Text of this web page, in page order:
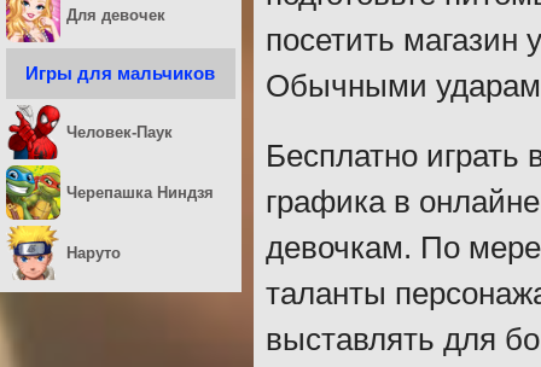
посетить магазин
Обычными
Бесплатно играть
графика в
девочкам. По
таланты
выставлять для
Для девочек
Игры для мальчиков
Человек-Паук
Черепашка Ниндзя
Наруто